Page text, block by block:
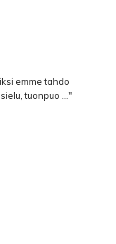
emme tahdo
, sielu, tuonpuo ..."